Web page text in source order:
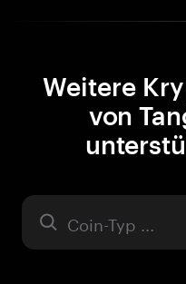
Weitere
von
Asset